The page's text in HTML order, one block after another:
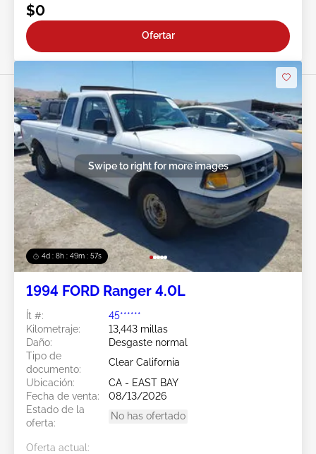
$0
Ofertar
4d : 8h : 49m : 54s
Swipe to right for more images
1994 FORD Ranger 4.0L
Ít #:
45******
Kilometraje:
13,443 millas
Daño:
Desgaste normal
Tipo de
documento:
Clear California
Ubicación:
CA - EAST BAY
Fecha de venta:
08/13/2026
Estado de la
oferta:
No has ofertado
Oferta actual: